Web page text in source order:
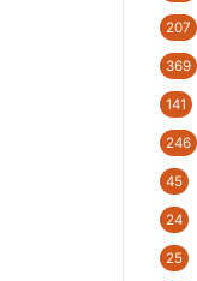
207
369
141
246
45
24
25